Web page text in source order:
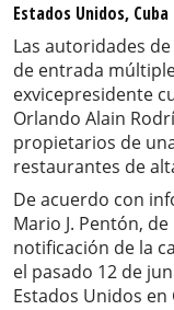
Estados Unidos, Cuba
Las autoridades
de entrada
exvicepresidente
Orlando Alain
propietarios de
restaurantes de
De acuerdo con
Mario J. Pentón,
notificación de la
el pasado 12 de
Estados Unidos en